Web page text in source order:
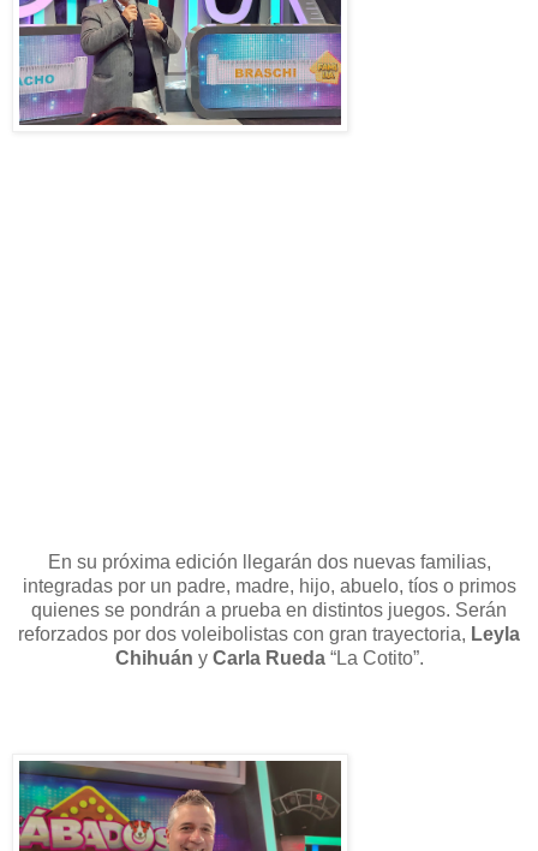
En su próxima edición llegarán dos nuevas familias,
integradas por un padre, madre, hijo, abuelo, tíos o primos
quienes se pondrán a prueba en distintos juegos. Serán
reforzados por dos voleibolistas con gran trayectoria, Leyla
Chihuán y Carla Rueda“La Cotito”.